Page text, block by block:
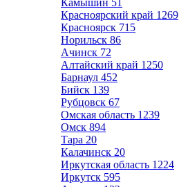
Камышин 51
Красноярский край 1269
Красноярск 715
Норильск 86
Ачинск 72
Алтайский край 1250
Барнаул 452
Бийск 139
Рубцовск 67
Омская область 1239
Омск 894
Тара 20
Калачинск 20
Иркутская область 1224
Иркутск 595